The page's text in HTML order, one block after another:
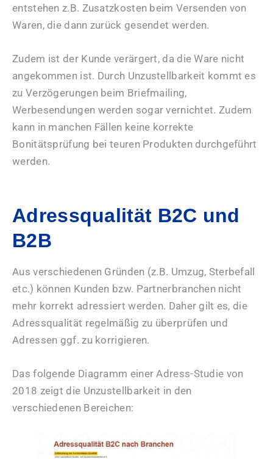
entstehen z.B. Zusatzkosten beim Versenden von
Waren, die dann zurück gesendet werden.
Zudem ist der Kunde verärgert, da die Ware nicht
angekommen ist. Durch Unzustellbarkeit kommt es
zu Verzögerungen beim Briefmailing,
Werbesendungen werden sogar vernichtet. Zudem
kann in manchen Fällen keine korrekte
Bonitätsprüfung bei teuren Produkten durchgeführt
werden.
Adressqualität B2C und
B2B
Aus verschiedenen Gründen (z.B. Umzug, Sterbefall
etc.) können Kunden bzw. Partnerbranchen nicht
mehr korrekt adressiert werden. Daher gilt es, die
Adressqualität regelmäßig zu überprüfen und
Adressen ggf. zu korrigieren.
Das folgende Diagramm einer Adress-Studie von
2018 zeigt die Unzustellbarkeit in den
verschiedenen Bereichen: